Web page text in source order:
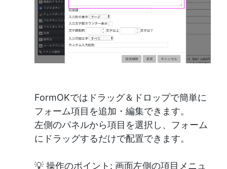
FormOKではドラッグ＆ドロップで簡単に
フォーム項目を追加・編集できます。
左側のパネルから項目を選択し、フォーム
にドラッグするだけで配置できます。
💡 操作のポイント: 画面左側の項目メニュ